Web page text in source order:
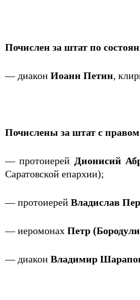
Почислен за штат по
— диакон Иоанн Петин,
Почислены за штат с правом
— протоиерей Дионисий
Саратовской епархии);
— протоиерей Владислав
— иеромонах Петр
— диакон Владимир